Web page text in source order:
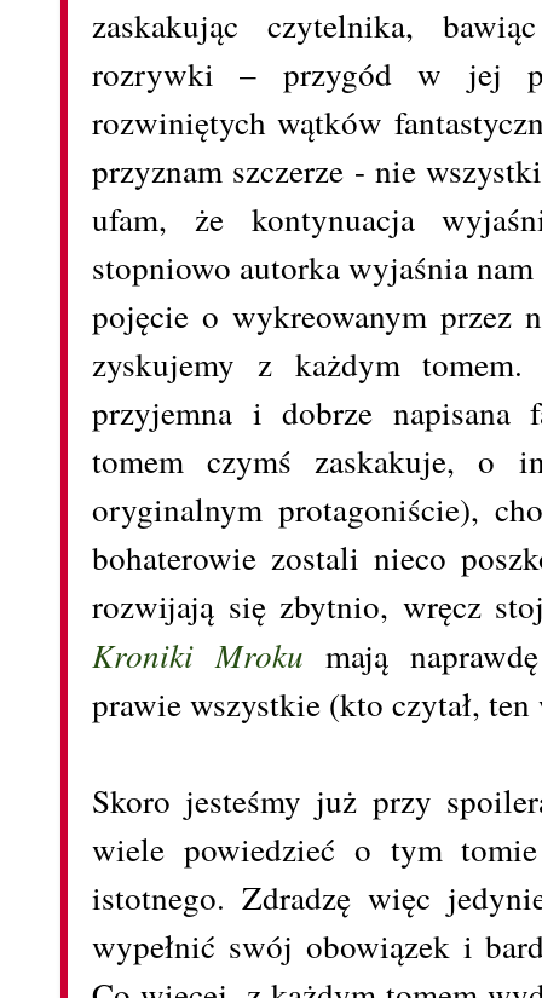
zaskakując czytelnika,
rozrywki – przygód w jej
rozwiniętych wątków
przyznam szczerze - nie
ufam, że kontynuacja
stopniowo autorka wyjaśnia
pojęcie o wykreowanym przez
zyskujemy z każdym
przyjemna i dobrze napisana
tomem czymś zaskakuje, o
oryginalnym protagoniście),
bohaterowie zostali nieco
rozwijają się zbytnio, wręcz
Kroniki Mroku mają
prawie wszystkie (kto czytał,
Skoro jesteśmy już przy
wiele powiedzieć o tym
istotnego. Zdradzę więc
wypełnić swój obowiązek i